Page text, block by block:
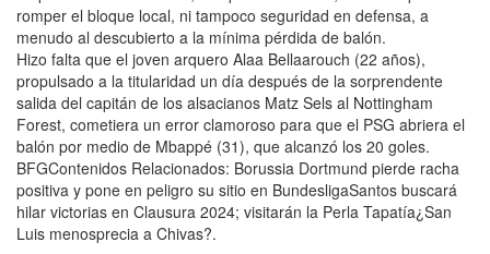
romper el bloque local, ni tampoco seguridad en defensa, a
menudo al descubierto a la mínima pérdida de balón.
Hizo falta que el joven arquero Alaa Bellaarouch (22 años),
propulsado a la titularidad un día después de la sorprendente
salida del capitán de los alsacianos Matz Sels al Nottingham
Forest, cometiera un error clamoroso para que el PSG abriera el
balón por medio de Mbappé (31), que alcanzó los 20 goles.
BFGContenidos Relacionados: Borussia Dortmund pierde racha
positiva y pone en peligro su sitio en BundesligaSantos buscará
hilar victorias en Clausura 2024; visitarán la Perla Tapatía¿San
Luis menosprecia a Chivas?.